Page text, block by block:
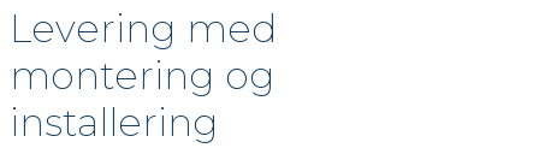
Levering med
montering og
installering